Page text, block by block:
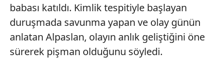
babası katıldı. Kimlik tespitiyle başlayan
duruşmada savunma yapan ve olay günün
anlatan Alpaslan, olayın anlık geliştiğini öne
sürerek pişman olduğunu söyledi.